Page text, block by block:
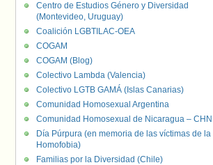
Centro de Estudios Género y Diversidad
(Montevideo, Uruguay)
Coalición LGBTILAC-OEA
COGAM
COGAM (Blog)
Colectivo Lambda (Valencia)
Colectivo LGTB GAMÁ (Islas Canarias)
Comunidad Homosexual Argentina
Comunidad Homosexual de Nicaragua – CHN
Día Púrpura (en memoria de las víctimas de la
Homofobia)
Familias por la Diversidad (Chile)